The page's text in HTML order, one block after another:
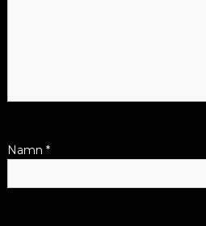
Namn *